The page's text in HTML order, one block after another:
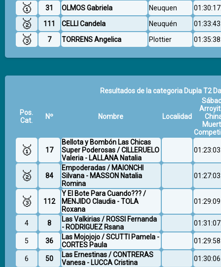
🥇 31 OLMOS Gabriela Neuquen
🥈 111 CELLI Candela Neuquén
🥉 7 TORRENS Angelica Plottier
Resultados de la categoria Dupla T2
Pos.
Cat.
Nº Nombre Localidad
🥇 17
Bellota y Bombón Las Chicas
Super Poderosas / CILLERUELO
Valeria - LALLANA Natalia
🥈 84
Empoderadas / MAIONCHI
Silvana - MASSON Natalia
Romina
🥉 112
Y El Bote Para Cuando??? /
MENJIDO Claudia - TOLA
Roxana
4 8
Las Valkirias / ROSSI Fernanda
- RODRIGUEZ Rsana
5 36
Las Mojojojo / SCUTTI Pamela -
CORTES Paula
6 50
Las Ernestinas / CONTRERAS
Vanesa - LUCCA Cristina